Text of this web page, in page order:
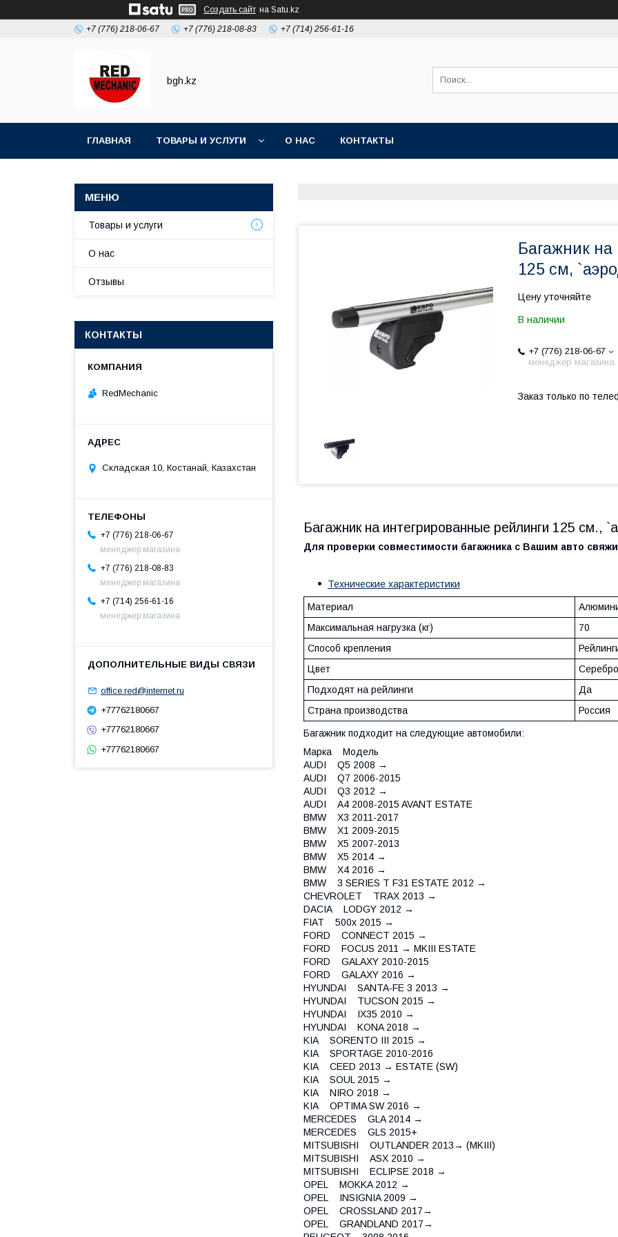
Создать сайт на Satu.kz
+7 (776) 218-06-67 +7 (776) 218-08-83 +7 (714) 256-61-16
bgh.kz
ГЛАВНАЯ ТОВАРЫ И УСЛУГИ О НАС КОНТАКТЫ
Багажник
125 см,
Цену уточняйте
В наличии
+7 (776) 218-06-67
менеджер магазина
Заказ только по
Багажник на интегрированные рейлинги 125 см.,
Для проверки совместимости багажника с Вашим авто
Технические характеристики
Материал
Максимальная нагрузка (кг)
70
Способ крепления
Цвет
Серебро
Подходят на рейлинги
Да
Страна производства
Россия
Багажник подходит на следующие автомобили:
Марка Модель
AUDI Q5 2008 →
AUDI Q7 2006-2015
AUDI Q3 2012 →
AUDI A4 2008-2015 AVANT ESTATE
BMW X3 2011-2017
BMW X1 2009-2015
BMW X5 2007-2013
BMW X5 2014 →
BMW X4 2016 →
BMW 3 SERIES T F31 ESTATE 2012 →
CHEVROLET TRAX 2013 →
DACIA LODGY 2012 →
FIAT 500x 2015 →
FORD CONNECT 2015 →
FORD FOCUS 2011 → MKIII ESTATE
FORD GALAXY 2010-2015
FORD GALAXY 2016 →
HYUNDAI SANTA-FE 3 2013 →
HYUNDAI TUCSON 2015 →
HYUNDAI IX35 2010 →
HYUNDAI KONA 2018 →
KIA SORENTO III 2015 →
KIA SPORTAGE 2010-2016
KIA CEED 2013 → ESTATE (SW)
KIA SOUL 2015 →
KIA NIRO 2018 →
KIA OPTIMA SW 2016 →
MERCEDES GLA 2014 →
MERCEDES GLS 2015+
MITSUBISHI OUTLANDER 2013→ (MKIII)
MITSUBISHI ASX 2010 →
MITSUBISHI ECLIPSE 2018 →
OPEL MOKKA 2012 →
OPEL INSIGNIA 2009 →
OPEL CROSSLAND 2017→
OPEL GRANDLAND 2017→
Товары и услуги
О нас
Отзывы
КОНТАКТЫ
RedMechanic
Складская 10, Костанай, Казахстан
+7 (776) 218-06-67
менеджер магазина
+7 (776) 218-08-83
менеджер магазина
+7 (714) 256-61-16
менеджер магазина
office.red@internet.ru
+77762180667
+77762180667
+77762180667